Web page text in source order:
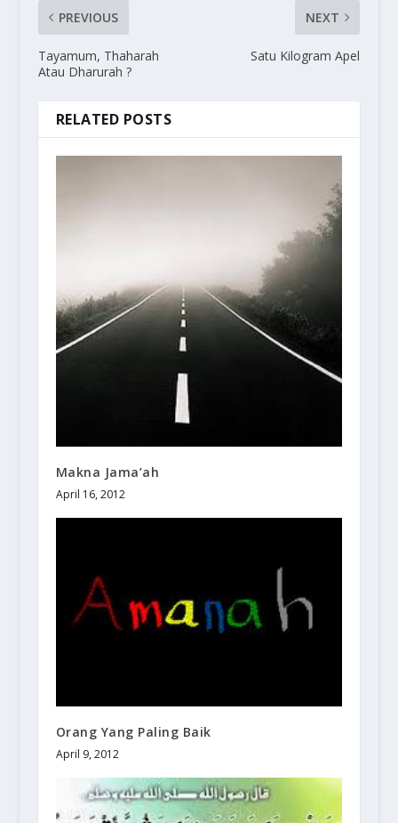
PREVIOUS
Tayamum, Thaharah
Atau Dharurah ?
NEXT
Satu Kilogram Apel
RELATED POSTS
Makna Jama’ah
April 16, 2012
Orang Yang Paling Baik
April 9, 2012